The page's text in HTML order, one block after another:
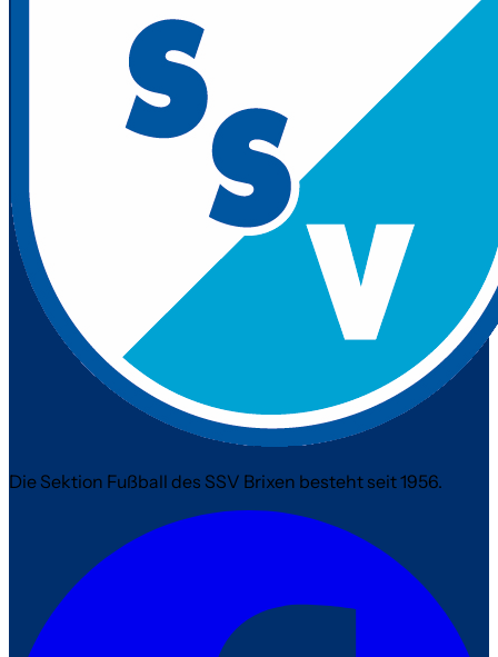
Die Sektion Fußball des SSV Brixen besteht seit 1956.